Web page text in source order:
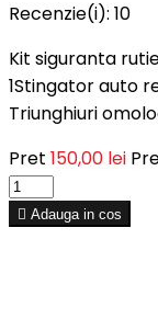
Recenzie(i): 10
Kit siguranta
1Stingator auto
Triunghiuri
Pret 150,00 lei
 Adauga in cos